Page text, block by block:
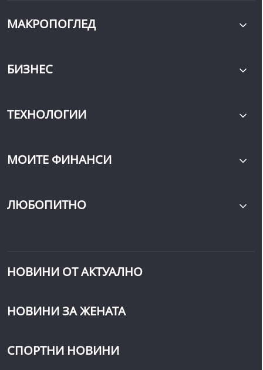
МАКРОПОГЛЕД
БИЗНЕС
ТЕХНОЛОГИИ
МОИТЕ ФИНАНСИ
ЛЮБОПИТНО
НОВИНИ ОТ АКТУАЛНО
НОВИНИ ЗА ЖЕНАТА
СПОРТНИ НОВИНИ